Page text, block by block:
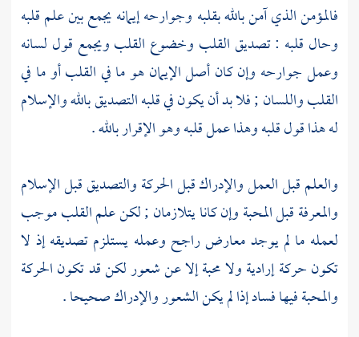
فالمؤمن الذي آمن بالله بقلبه وجوارحه إيمانه يجمع بين علم قلبه
وحال قلبه : تصديق القلب وخضوع القلب ويجمع قول لسانه
وعمل جوارحه وإن كان أصل الإيمان هو ما في القلب أو ما في
القلب واللسان ; فلا بد أن يكون في قلبه التصديق بالله والإسلام
له هذا قول قلبه وهذا عمل قلبه وهو الإقرار بالله .
والعلم قبل العمل والإدراك قبل الحركة والتصديق قبل الإسلام
والمعرفة قبل المحبة وإن كانا يتلازمان ; لكن علم القلب موجب
لعمله ما لم يوجد معارض راجح وعمله يستلزم تصديقه إذ لا
تكون حركة إرادية ولا محبة إلا عن شعور لكن قد تكون الحركة
والمحبة فيها فساد إذا لم يكن الشعور والإدراك صحيحا .